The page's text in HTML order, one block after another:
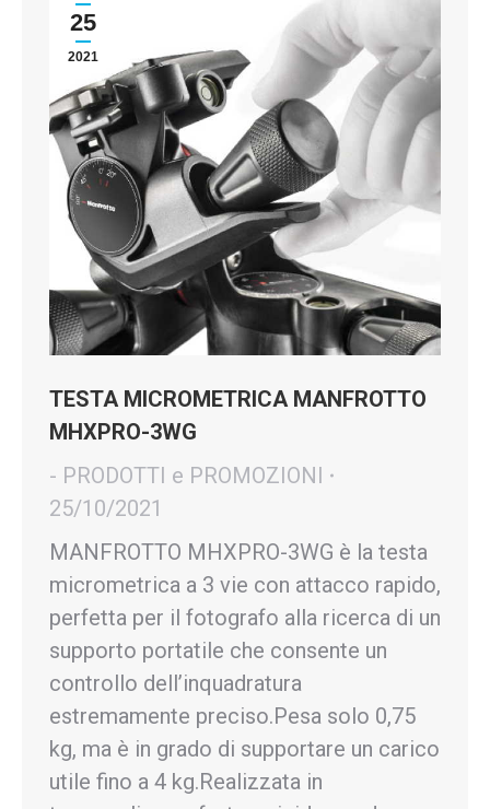
25
2021
TESTA MICROMETRICA MANFROTTO
MHXPRO-3WG
- PRODOTTI e PROMOZIONI
25/10/2021
MANFROTTO MHXPRO-3WG è la testa
micrometrica a 3 vie con attacco rapido,
perfetta per il fotografo alla ricerca di un
supporto portatile che consente un
controllo dell’inquadratura
estremamente preciso.Pesa solo 0,75
kg, ma è in grado di supportare un carico
utile fino a 4 kg.Realizzata in